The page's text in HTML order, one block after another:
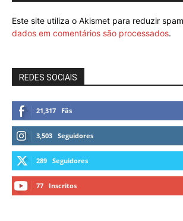
Este site utiliza o Akismet para reduzir
dados em comentários são processados.
REDES SOCIAIS
21,317 Fãs
3,503 Seguidores
289 Seguidores
77 Inscritos